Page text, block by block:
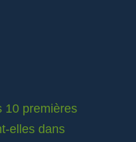
10 premières
elles dans